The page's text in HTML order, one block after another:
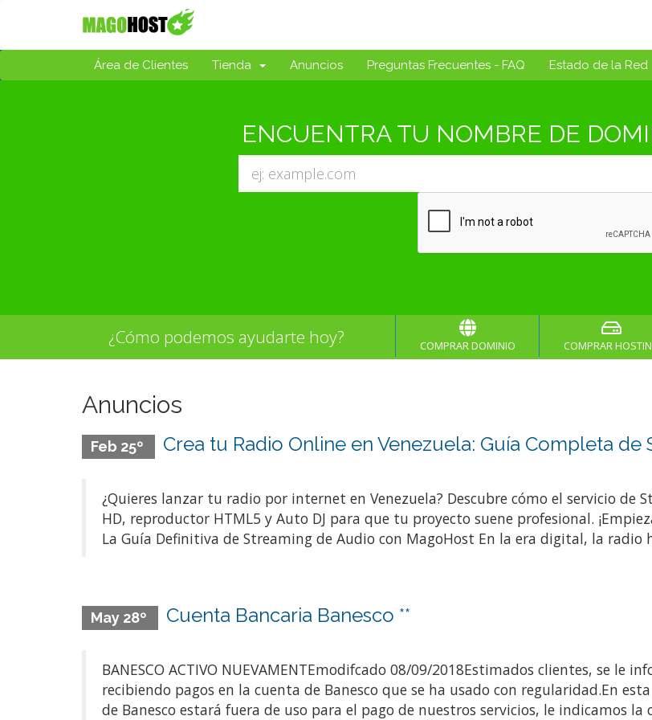
Área de Clientes Tienda Anuncios Preguntas Frecuentes - FAQ Estado de la Red
ENCUENTRA TU NOMBRE DE
¿Cómo podemos ayudarte hoy? COMPRAR DOMINIO COMPRAR
Anuncios
Feb 25º Crea tu Radio Online en Venezuela: Guía Completa
¿Quieres lanzar tu radio por internet en Venezuela? Descubre cómo el servicio de
HD, reproductor HTML5 y Auto DJ para que tu proyecto suene profesional.
La Guía Definitiva de Streaming de Audio con MagoHost En la era digital, la radio
May 28º Cuenta Bancaria Banesco **
BANESCO ACTIVO NUEVAMENTEmodifcado 08/09/2018Estimados clientes, se le
recibiendo pagos en la cuenta de Banesco que se ha usado con regularidad.En
de Banesco estará fuera de uso para el pago de nuestros servicios, le indicamos la